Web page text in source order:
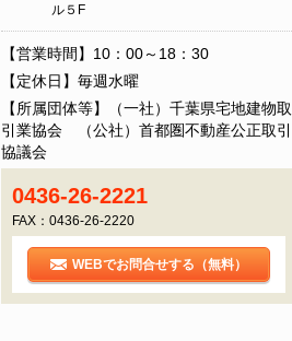
ル５F
【営業時間】10：00～18：30
【定休日】毎週水曜
【所属団体等】（一社）千葉県宅地建物取
引業協会 （公社）首都圏不動産公正取引
協議会
0436-26-2221
FAX：0436-26-2220
WEBでお問合せする（無料）